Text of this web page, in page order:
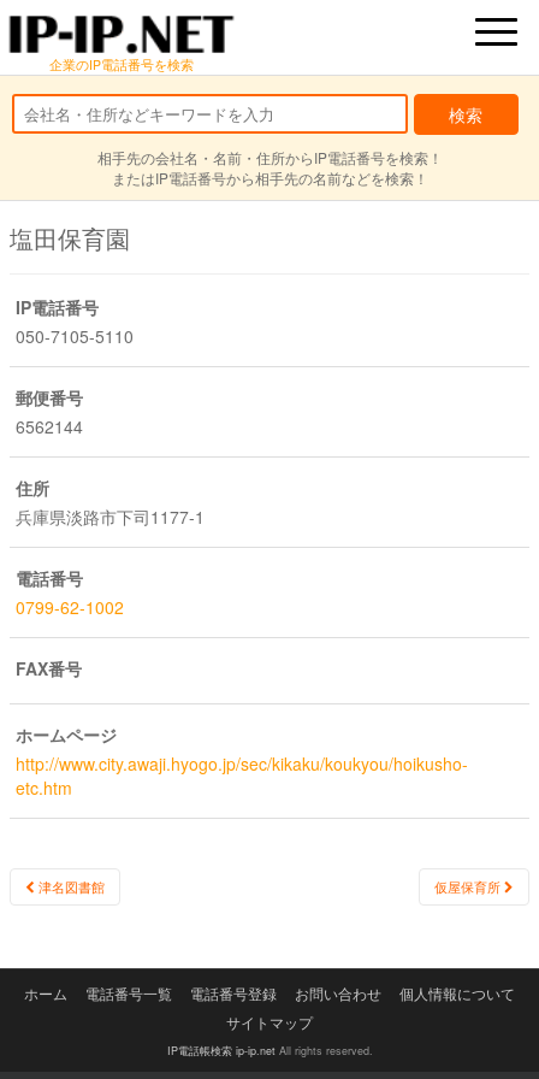
企業のIP電話番号を検索
相手先の会社名・名前・住所からIP電話番号を検索！
またはIP電話番号から相手先の名前などを検索！
塩田保育園
IP電話番号
050-7105-5110
郵便番号
6562144
住所
兵庫県淡路市下司1177-1
電話番号
0799-62-1002
FAX番号
ホームページ
http://www.city.awaji.hyogo.jp/sec/kikaku/koukyou/hoikusho-
etc.htm
Post
津名図書館 仮屋保育所
ホーム 電話番号一覧 電話番号登録 お問い合わせ
個人情報について
サイトマップ
IP電話帳検索 ip-ip.netAll rights reserved.